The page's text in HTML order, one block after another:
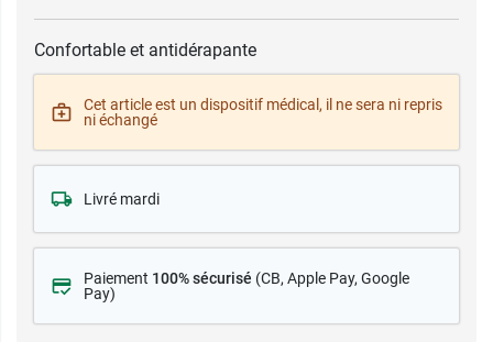
Confortable et antidérapante
Cet article est un dispositif médical, il ne sera ni repris
ni échangé
Livré mardi
Paiement 100% sécurisé (CB, Apple Pay, Google
Pay)